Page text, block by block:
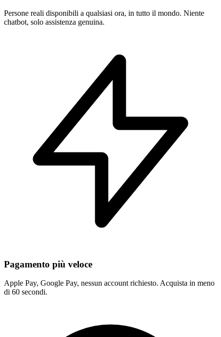
Persone reali disponibili a qualsiasi ora, in tutto il mondo. Niente
chatbot, solo assistenza genuina.
Pagamento più veloce
Apple Pay, Google Pay, nessun account richiesto. Acquista in meno
di 60 secondi.